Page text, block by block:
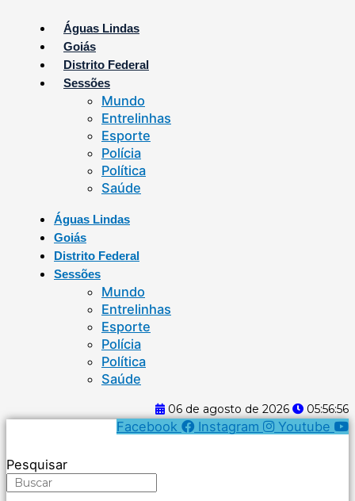
conteúdo
Águas Lindas
Goiás
Distrito Federal
Sessões
Mundo
Entrelinhas
Esporte
Polícia
Política
Saúde
Águas Lindas
Goiás
Distrito Federal
Sessões
Mundo
Entrelinhas
Esporte
Polícia
Política
Saúde
06 de agosto de 2026 05:56:57
Facebook Instagram Youtube
Pesquisar